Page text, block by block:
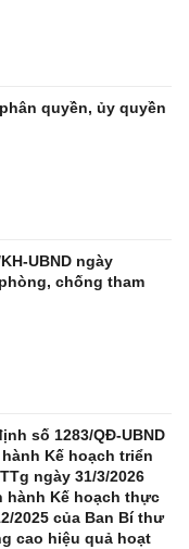
quyền, ủy quyền
UBND ngày
chống tham
số 1283/QĐ-UBND
Kế hoạch triển
ngày 31/3/2026
hành Kế hoạch thực
2025 của Ban Bí thư
cao hiệu quả hoạt